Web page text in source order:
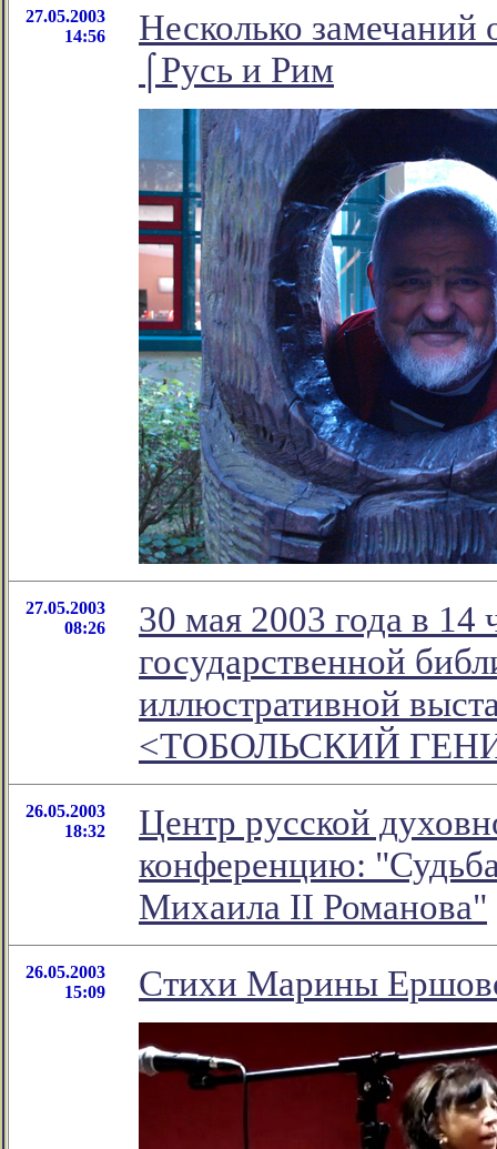
27.05.2003
14:56
Несколько
⌠Русь и Рим
27.05.2003
08:26
30 мая 2003 года в 14
государственной
иллюстративной
<ТОБОЛЬСКИЙ
26.05.2003
18:32
Центр русской
конференцию:
Михаила II Романова"
26.05.2003
15:09
Стихи Марины